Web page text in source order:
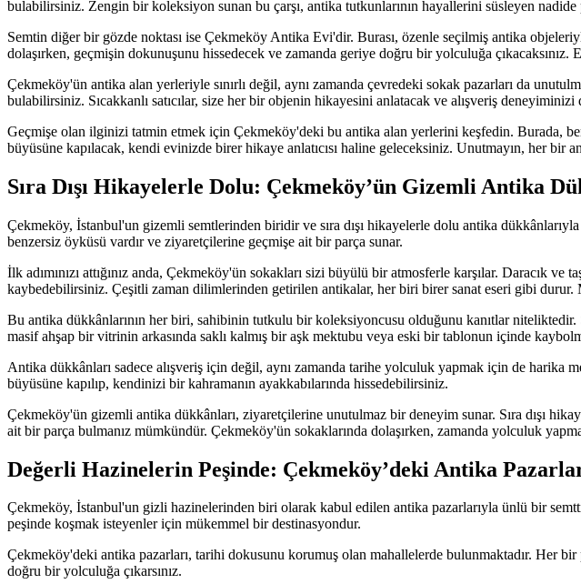
bulabilirsiniz. Zengin bir koleksiyon sunan bu çarşı, antika tutkunlarının hayallerini süsleyen
Semtin diğer bir gözde noktası ise Çekmeköy Antika Evi'dir. Burası, özenle seçilmiş antika
dolaşırken, geçmişin dokunuşunu hissedecek ve zamanda geriye doğru bir yolculuğa
Çekmeköy'ün antika alan yerleriyle sınırlı değil, aynı zamanda çevredeki sokak pazarları da
bulabilirsiniz. Sıcakkanlı satıcılar, size her bir objenin hikayesini anlatacak ve alışveriş
Geçmişe olan ilginizi tatmin etmek için Çekmeköy'deki bu antika alan yerlerini keşfedin. Burada,
büyüsüne kapılacak, kendi evinizde birer hikaye anlatıcısı haline geleceksiniz. Unutmayın, her
Sıra Dışı Hikayelerle Dolu: Çekmeköy’ün Gizemli Antika
Çekmeköy, İstanbul'un gizemli semtlerinden biridir ve sıra dışı hikayelerle dolu antika
benzersiz öyküsü vardır ve ziyaretçilerine geçmişe ait bir parça sunar.
İlk adımınızı attığınız anda, Çekmeköy'ün sokakları sizi büyülü bir atmosferle karşılar. Daracık
kaybedebilirsiniz. Çeşitli zaman dilimlerinden getirilen antikalar, her biri birer sanat eseri gibi
Bu antika dükkânlarının her biri, sahibinin tutkulu bir koleksiyoncusu olduğunu kanıtlar
masif ahşap bir vitrinin arkasında saklı kalmış bir aşk mektubu veya eski bir tablonun içinde
Antika dükkânları sadece alışveriş için değil, aynı zamanda tarihe yolculuk yapmak için de harika
büyüsüne kapılıp, kendinizi bir kahramanın ayakkabılarında hissedebilirsiniz.
Çekmeköy'ün gizemli antika dükkânları, ziyaretçilerine unutulmaz bir deneyim sunar. Sıra dışı
ait bir parça bulmanız mümkündür. Çekmeköy'ün sokaklarında dolaşırken, zamanda yolculuk
Değerli Hazinelerin Peşinde: Çekmeköy’deki Antika
Çekmeköy, İstanbul'un gizli hazinelerinden biri olarak kabul edilen antika pazarlarıyla ünlü bir
peşinde koşmak isteyenler için mükemmel bir destinasyondur.
Çekmeköy'deki antika pazarları, tarihi dokusunu korumuş olan mahallelerde bulunmaktadır. Her
doğru bir yolculuğa çıkarsınız.